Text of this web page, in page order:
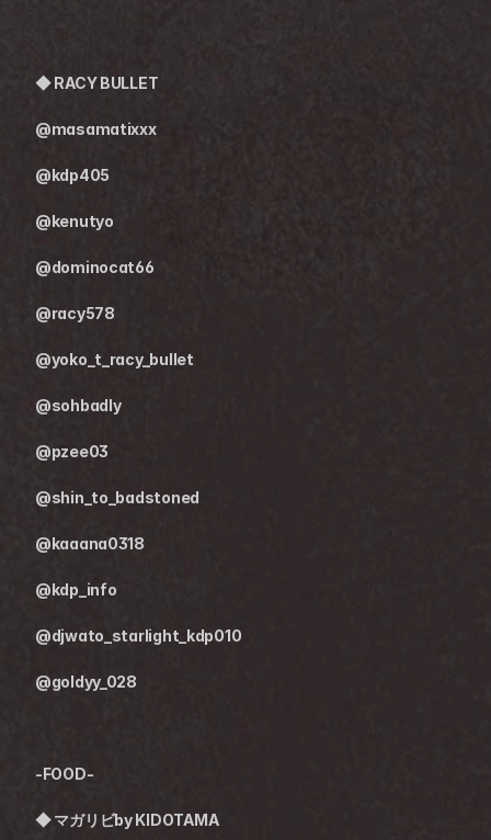
◆ RACY BULLET
@masamatixxx
@kdp405
@kenutyo
@dominocat66
@racy578
@yoko_t_racy_bullet
@sohbadly
@pzee03
@shin_to_badstoned
@kaaana0318
@kdp_info
@djwato_starlight_kdp010
@goldyy_028
-FOOD-
◆ マガリビby KIDOTAMA